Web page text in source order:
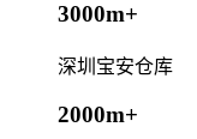
3000m+
深圳宝安仓库
2000m+